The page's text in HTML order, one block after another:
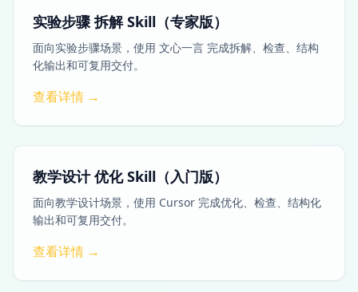
实验步骤 拆解 Skill（专家版）
面向实验步骤场景，使用 文心一言 完成拆解、检查、结构
化输出和可复用交付。
查看详情 →
教学设计 优化 Skill（入门版）
面向教学设计场景，使用 Cursor 完成优化、检查、结构化
输出和可复用交付。
查看详情 →